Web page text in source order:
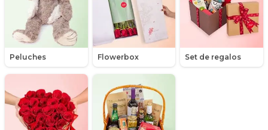
Peluches Flowerbox Set de regalos
Minirosas
Nacimiento de niños
Nacimientos
Nacimientos de niñas
Packs de productos